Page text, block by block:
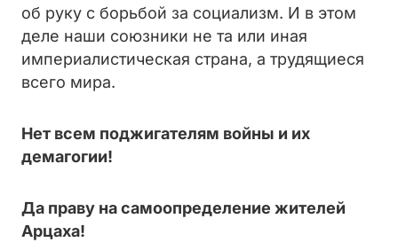
об руку с борьбой за социализм. И в этом
деле наши союзники не та или иная
империалистическая страна, а трудящиеся
всего мира.
Нет всем поджигателям войны и их
демагогии!
Да праву на самоопределение жителей
Арцаха!